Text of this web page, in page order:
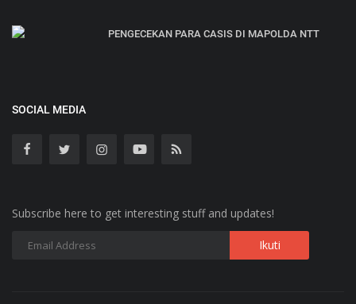
PENGECEKAN PARA CASIS DI MAPOLDA NTT
SOCIAL MEDIA
Subscribe here to get interesting stuff and updates!